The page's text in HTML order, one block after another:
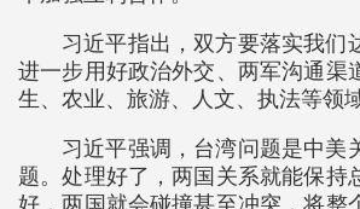
习近平指出，双方要落实我们
进一步用好政治外交、两军沟通渠
生、农业、旅游、人文、执法等领
习近平强调，台湾问题是中美
题。处理好了，两国关系就能保持
好，两国就会碰撞甚至冲突，将整